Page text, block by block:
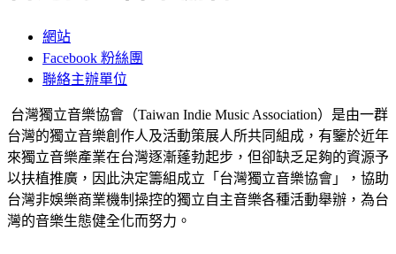
網站
Facebook 粉絲團
聯絡主辦單位
台灣獨立音樂協會（Taiwan Indie Music Association）是由一群
台灣的獨立音樂創作人及活動策展人所共同組成，有鑒於近年
來獨立音樂產業在台灣逐漸蓬勃起步，但卻缺乏足夠的資源予
以扶植推廣，因此決定籌組成立「台灣獨立音樂協會」，協助
台灣非娛樂商業機制操控的獨立自主音樂各種活動舉辦，為台
灣的音樂生態健全化而努力。